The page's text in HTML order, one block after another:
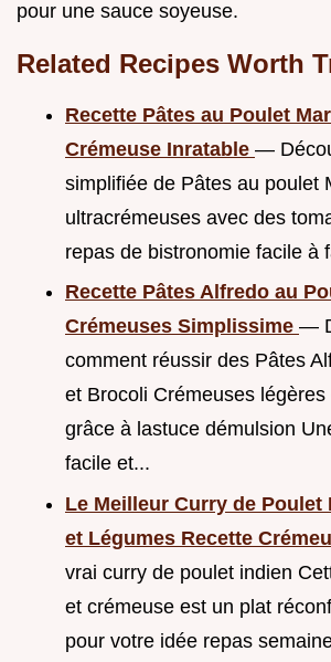
pour une sauce soyeuse.
Related Recipes Worth
Recette Pâtes au Poulet
Crémeuse Inratable —
simplifiée de Pâtes au poulet
ultracrémeuses avec des
repas de bistronomie facile à
Recette Pâtes Alfredo au
Crémeuses Simplissime —
comment réussir des Pâtes
et Brocoli Crémeuses
grâce à lastuce démulsion
facile et...
Le Meilleur Curry de Poulet
et Légumes Recette
vrai curry de poulet indien
et crémeuse est un plat
pour votre idée repas